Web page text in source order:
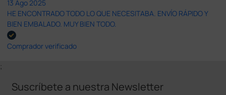
13 Ago 2025
HE ENCONTRADO TODO LO QUE NECESITABA. ENVÍO RÁPIDO Y
BIEN EMBALADO. MUY BIEN TODO.
Comprador verificado
;
Suscríbete a nuestra Newsletter